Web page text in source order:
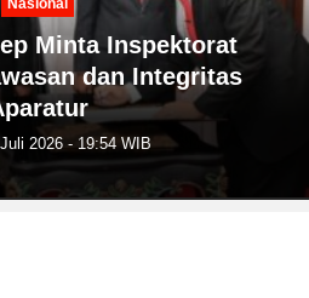
Kesehatan
Yudharta Pasuruan
Wulung Cegah
2026 - 19:37 WIB